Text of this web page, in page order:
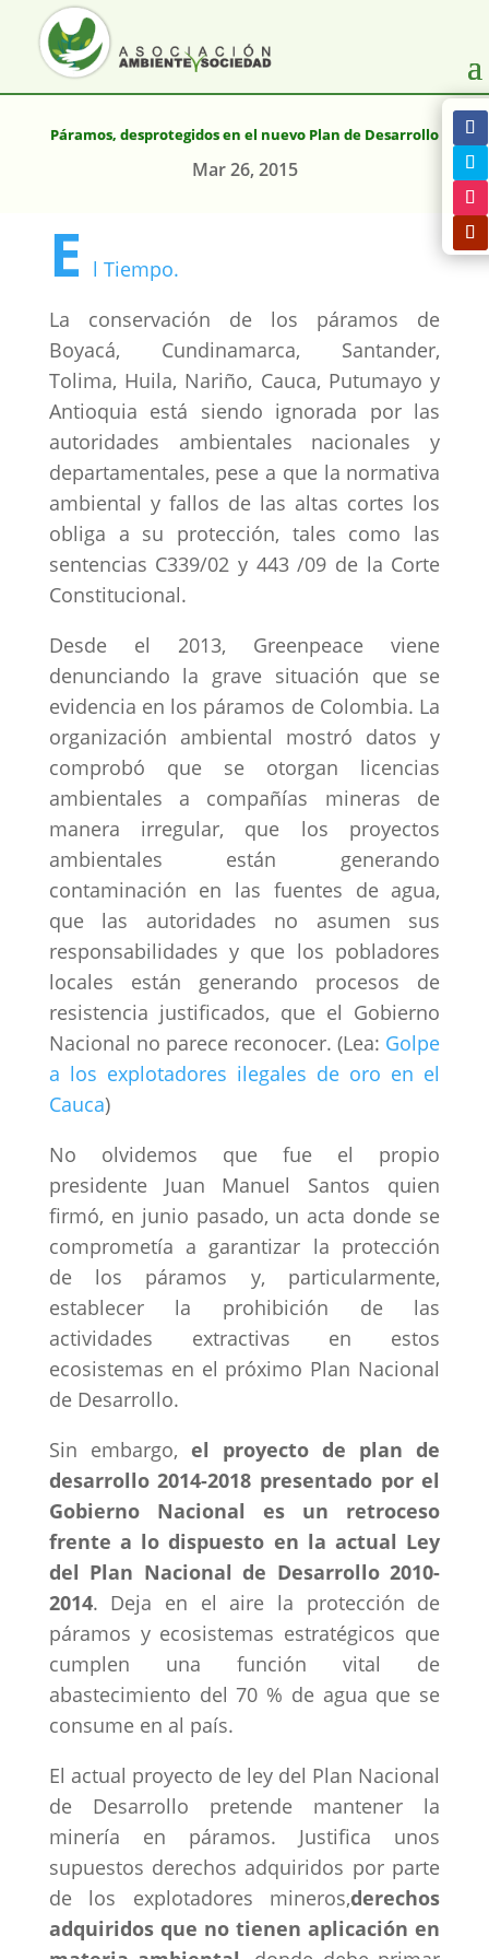
Páramos, desprotegidos en el nuevo Plan de Desarrollo
Mar 26, 2015
E l Tiempo.
La conservación de los páramos de
Boyacá, Cundinamarca, Santander,
Tolima, Huila, Nariño, Cauca, Putumayo y
Antioquia está siendo ignorada por las
autoridades ambientales nacionales y
departamentales, pese a que la normativa
ambiental y fallos de las altas cortes los
obliga a su protección, tales como las
sentencias C339/02 y 443 /09 de la Corte
Constitucional.
Desde el 2013, Greenpeace viene
denunciando la grave situación que se
evidencia en los páramos de Colombia. La
organización ambiental mostró datos y
comprobó que se otorgan licencias
ambientales a compañías mineras de
manera irregular, que los proyectos
ambientales están generando
contaminación en las fuentes de agua,
que las autoridades no asumen sus
responsabilidades y que los pobladores
locales están generando procesos de
resistencia justificados, que el Gobierno
Nacional no parece reconocer. (Lea: Golpe
a los explotadores ilegales de oro en el
Cauca)
No olvidemos que fue el propio
presidente Juan Manuel Santos quien
firmó, en junio pasado, un acta donde se
comprometía a garantizar la protección
de los páramos y, particularmente,
establecer la prohibición de las
actividades extractivas en estos
ecosistemas en el próximo Plan Nacional
de Desarrollo.
Sin embargo, el proyecto de plan de
desarrollo 2014-2018 presentado por el
Gobierno Nacional es un retroceso
frente a lo dispuesto en la actual Ley
del Plan Nacional de Desarrollo 2010-
2014. Deja en el aire la protección de
páramos y ecosistemas estratégicos que
cumplen una función vital de
abastecimiento del 70 % de agua que se
consume en al país.
El actual proyecto de ley del Plan Nacional
de Desarrollo pretende mantener la
minería en páramos. Justifica unos
supuestos derechos adquiridos por parte
de los explotadores mineros,derechos
adquiridos que no tienen aplicación en